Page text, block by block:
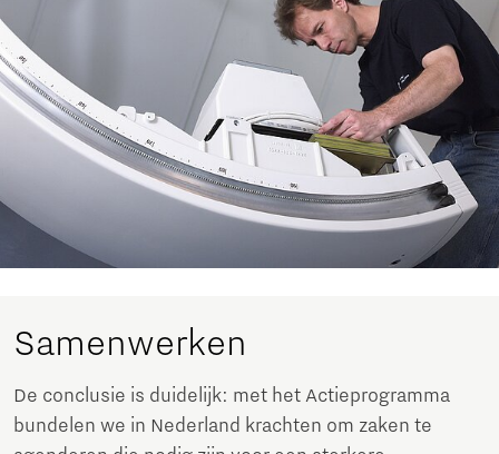
Samenwerken
De conclusie is duidelijk: met het Actieprogramma
bundelen we in Nederland krachten om zaken te